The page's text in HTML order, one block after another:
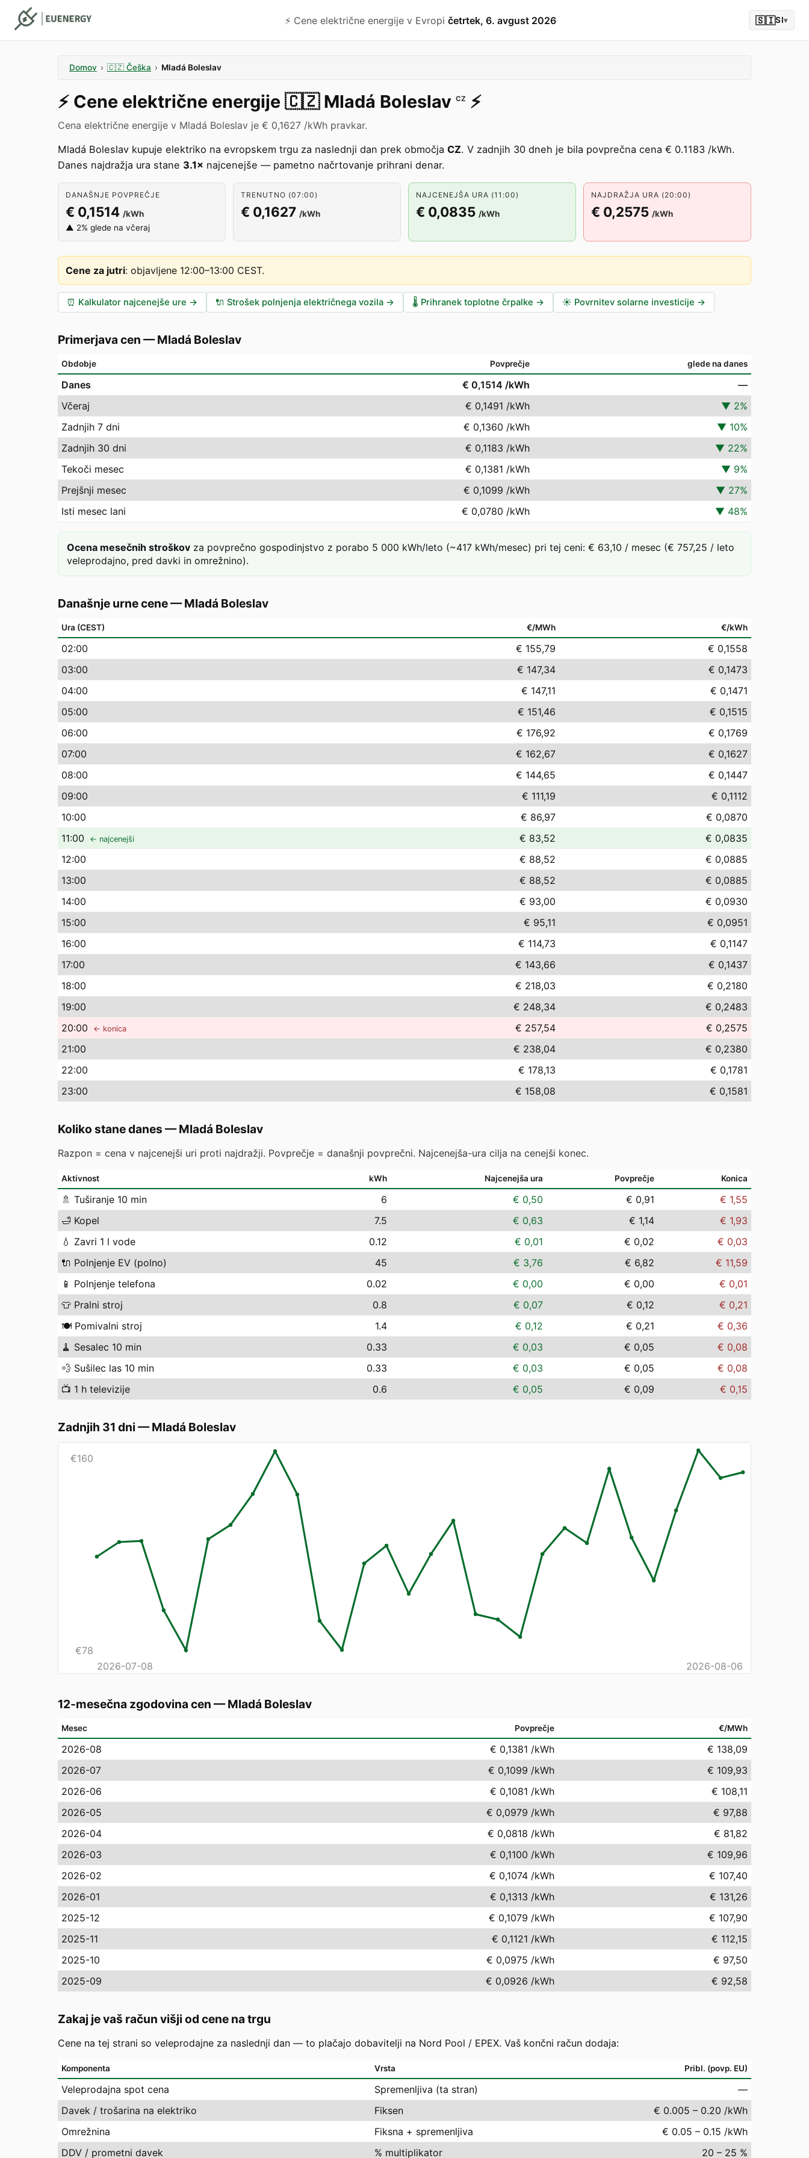
⚡️ Cene električne energije v Evropi četrtek, 6. avgust 2026 🇸🇮SI▾
Domov › 🇨🇿 Češka › Mladá Boleslav
⚡️ Cene električne energije 🇨🇿 Mladá Boleslav CZ ⚡️
Cena električne energije v Mladá Boleslav je € 0,1627 /kWh pravkar.
Mladá Boleslav kupuje elektriko na evropskem trgu za naslednji dan prek območja CZ. V zadnjih 30 dneh je bila povprečna cena € 0.1183 /kWh.
Danes najdražja ura stane 3.1× najcenejše — pametno načrtovanje prihrani denar.
DANAŠNJE POVPREČJE
€ 0,1514 /kWh
▲ 2% glede na včeraj
TRENUTNO (07:00)
€ 0,1627 /kWh
NAJCENEJŠA URA (11:00)
€ 0,0835 /kWh
NAJDRAŽJA URA (20:00)
€ 0,2575 /kWh
Cene za jutri: objavljene 12:00–13:00 CEST.
⏰ Kalkulator najcenejše ure → 🔌 Strošek polnjenja električnega vozila → 🌡️ Prihranek toplotne črpalke → ☀️ Povrnitev solarne investicije →
Primerjava cen —Mladá Boleslav
Obdobje Povprečje glede na danes
Danes € 0,1514 /kWh
—
Včeraj
€ 0,1491 /kWh ▼ 2%
Zadnjih 7 dni
€ 0,1360 /kWh ▼ 10%
Zadnjih 30 dni
€ 0,1183 /kWh ▼ 22%
Tekoči mesec
€ 0,1381 /kWh ▼ 9%
Prejšnji mesec
€ 0,1099 /kWh ▼ 27%
Isti mesec lani
€ 0,0780 /kWh ▼ 48%
Ocena mesečnih stroškov za povprečno gospodinjstvo z porabo 5 000 kWh/leto (~417 kWh/mesec) pri tej ceni: € 63,10 / mesec (€ 757,25 / leto
veleprodajno, pred davki in omrežnino).
Današnje urne cene—Mladá Boleslav
Ura (CEST) €/MWh €/kWh
02:00 € 155,79
€ 0,1558
03:00 € 147,34
€ 0,1473
04:00 € 147,11
€ 0,1471
05:00 € 151,46
€ 0,1515
06:00 € 176,92
€ 0,1769
07:00 € 162,67
€ 0,1627
08:00 € 144,65
€ 0,1447
09:00 € 111,19
€ 0,1112
10:00 € 86,97
€ 0,0870
11:00 ← najcenejši € 83,52
€ 0,0835
12:00 € 88,52
€ 0,0885
13:00 € 88,52
€ 0,0885
14:00 € 93,00
€ 0,0930
15:00 € 95,11
€ 0,0951
16:00 € 114,73
€ 0,1147
17:00 € 143,66
€ 0,1437
18:00 € 218,03
€ 0,2180
19:00 € 248,34
€ 0,2483
20:00 ← konica € 257,54
€ 0,2575
21:00 € 238,04
€ 0,2380
22:00 € 178,13
€ 0,1781
23:00 € 158,08 € 0,1581
Koliko stane danes —Mladá Boleslav
Razpon = cena v najcenejši uri proti najdražji. Povprečje = današnji povprečni. Najcenejša-ura cilja na cenejši konec.
Aktivnost kWh Najcenejša ura Povprečje Konica
🚿 Tuširanje 10 min 6 € 0,50 € 0,91
€ 1,55
🛁 Kopel 7.5 € 0,63 € 1,14
€ 1,93
💧 Zavri 1 l vode 0.12 € 0,01 € 0,02
€ 0,03
🔌 Polnjenje EV (polno) 45 € 3,76 € 6,82
€ 11,59
📱 Polnjenje telefona 0.02 € 0,00 € 0,00
€ 0,01
👕 Pralni stroj 0.8 € 0,07 € 0,12
€ 0,21
🍽️ Pomivalni stroj 1.4 € 0,12 € 0,21
€ 0,36
🧹 Sesalec 10 min 0.33 € 0,03 € 0,05
€ 0,08
💨 Sušilec las 10 min 0.33 € 0,03 € 0,05
€ 0,08
📺 1 h televizije 0.6 € 0,05 € 0,09 € 0,15
Zadnjih 31 dni —Mladá Boleslav
€160
€78
2026-07-08
2026-08-06
12-mesečna zgodovina cen —Mladá Boleslav
Mesec Povprečje €/MWh
2026-08 € 0,1381 /kWh
€ 138,09
2026-07
€ 0,1099 /kWh
€ 109,93
2026-06
€ 0,1081 /kWh
€ 108,11
2026-05
€ 0,0979 /kWh
€ 97,88
2026-04
€ 0,0818 /kWh
€ 81,82
2026-03
€ 0,1100 /kWh
€ 109,96
2026-02
€ 0,1074 /kWh
€ 107,40
2026-01
€ 0,1313 /kWh
€ 131,26
2025-12
€ 0,1079 /kWh
€ 107,90
2025-11
€ 0,1121 /kWh
€ 112,15
2025-10
€ 0,0975 /kWh
€ 97,50
2025-09
€ 0,0926 /kWh € 92,58
Zakaj je vaš račun višji od cene na trgu
Cene na tej strani so veleprodajne za naslednji dan — to plačajo dobavitelji na Nord Pool / EPEX. Vaš končni račun dodaja:
Komponenta Vrsta Pribl. (povp. EU)
Veleprodajna spot cena Spremenljiva (ta stran)
—
Davek / trošarina na elektriko
Fiksen
€ 0.005 – 0.20 /kWh
Omrežnina
Fiksna + spremenljiva
€ 0.05 – 0.15 /kWh
DDV / prometni davek
% multiplikator 20 – 25 %